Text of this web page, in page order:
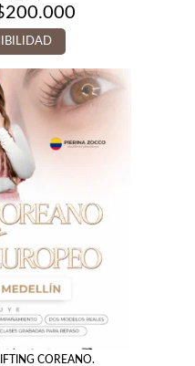
200.000
COREANO.